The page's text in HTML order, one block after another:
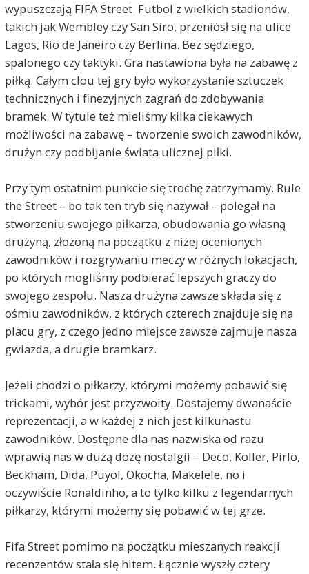
wypuszczają FIFA Street. Futbol z wielkich stadionów,
takich jak Wembley czy San Siro, przeniósł się na ulice
Lagos, Rio de Janeiro czy Berlina. Bez sędziego,
spalonego czy taktyki. Gra nastawiona była na zabawę z
piłką. Całym clou tej gry było wykorzystanie sztuczek
technicznych i finezyjnych zagrań do zdobywania
bramek. W tytule też mieliśmy kilka ciekawych
możliwości na zabawę – tworzenie swoich zawodników,
drużyn czy podbijanie świata ulicznej piłki.
Przy tym ostatnim punkcie się trochę zatrzymamy. Rule
the Street – bo tak ten tryb się nazywał – polegał na
stworzeniu swojego piłkarza, obudowania go własną
drużyną, złożoną na początku z niżej ocenionych
zawodników i rozgrywaniu meczy w różnych lokacjach,
po których mogliśmy podbierać lepszych graczy do
swojego zespołu. Nasza drużyna zawsze składa się z
ośmiu zawodników, z których czterech znajduje się na
placu gry, z czego jedno miejsce zawsze zajmuje nasza
gwiazda, a drugie bramkarz.
Jeżeli chodzi o piłkarzy, którymi możemy pobawić się
trickami, wybór jest przyzwoity. Dostajemy dwanaście
reprezentacji, a w każdej z nich jest kilkunastu
zawodników. Dostępne dla nas nazwiska od razu
wprawią nas w dużą dozę nostalgii – Deco, Koller, Pirlo,
Beckham, Dida, Puyol, Okocha, Makelele, no i
oczywiście Ronaldinho, a to tylko kilku z legendarnych
piłkarzy, którymi możemy się pobawić w tej grze.
Fifa Street pomimo na początku mieszanych reakcji
recenzentów stała się hitem. Łącznie wyszły cztery